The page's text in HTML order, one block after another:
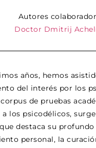
Autores
Doctor Dmitrij
años, hemos
del interés por los
de pruebas
a los psicodélicos,
destaca su
personal, la